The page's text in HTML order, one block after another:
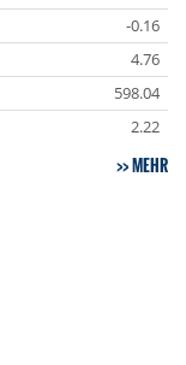
-0.16
4.76
598.04
2.22
MEHR